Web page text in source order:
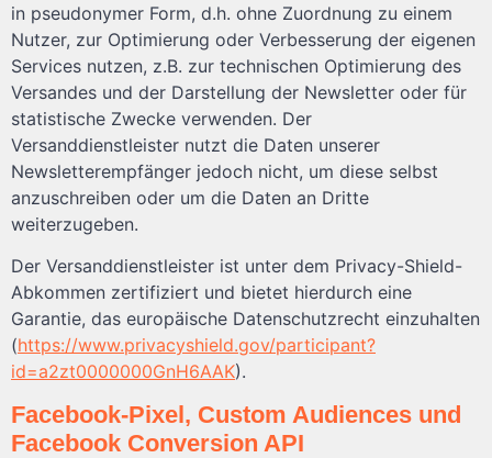
in pseudonymer Form, d.h. ohne Zuordnung zu einem
Nutzer, zur Optimierung oder Verbesserung der eigenen
Services nutzen, z.B. zur technischen Optimierung des
Versandes und der Darstellung der Newsletter oder für
statistische Zwecke verwenden. Der
Versanddienstleister nutzt die Daten unserer
Newsletterempfänger jedoch nicht, um diese selbst
anzuschreiben oder um die Daten an Dritte
weiterzugeben.
Der Versanddienstleister ist unter dem Privacy-Shield-
Abkommen zertifiziert und bietet hierdurch eine
Garantie, das europäische Datenschutzrecht einzuhalten
(https://www.privacyshield.gov/participant?
id=a2zt0000000GnH6AAK).
Facebook-Pixel, Custom Audiences und
Facebook Conversion API